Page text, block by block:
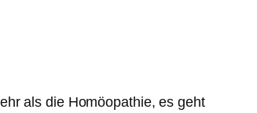
als die Homöopathie, es geht